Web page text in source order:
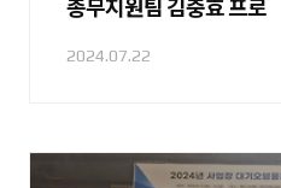
총무지원팀 김충효 프로
2024.07.22